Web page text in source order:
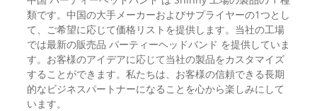
類です。中国の大手メーカーおよびサプライヤーの1つとし
て、ご希望に応じて価格リストを提供します。当社の工場
では最新の販売品 パーティーヘッドバンド を提供していま
す。お客様のアイデアに応じて当社の製品をカスタマイズ
することができます。私たちは、お客様の信頼できる長期
的なビジネスパートナーになることを心から楽しみにして
います。